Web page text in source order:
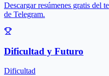
Descargar resúmenes gratis del
de Telegram.
Dificultad y Futuro
Dificultad